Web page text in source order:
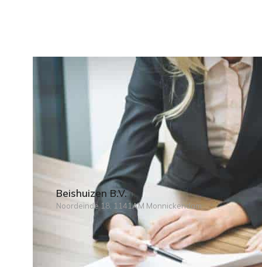
Beishuizen B.V.
Noordeinde 18, 1141AM Monnickendam